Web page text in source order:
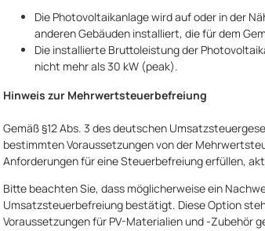
Batteriespeicher Huawei S1 Serie Huawei
Die Photovoltaikanlage wird auf oder in der
anderen Gebäuden installiert, die für dem
Die installierte Bruttoleistung der
nicht mehr als 30 kW (peak).
Hinweis zur Mehrwertsteuerbefreiung
Gemäß §12 Abs. 3 des deutschen
bestimmten Voraussetzungen von der
Anforderungen für eine Steuerbefreiung erfüllen,
Bitte beachten Sie, dass möglicherweise ein
Umsatzsteuerbefreiung bestätigt. Diese Option
Voraussetzungen für PV-Materialien und -Zubehör